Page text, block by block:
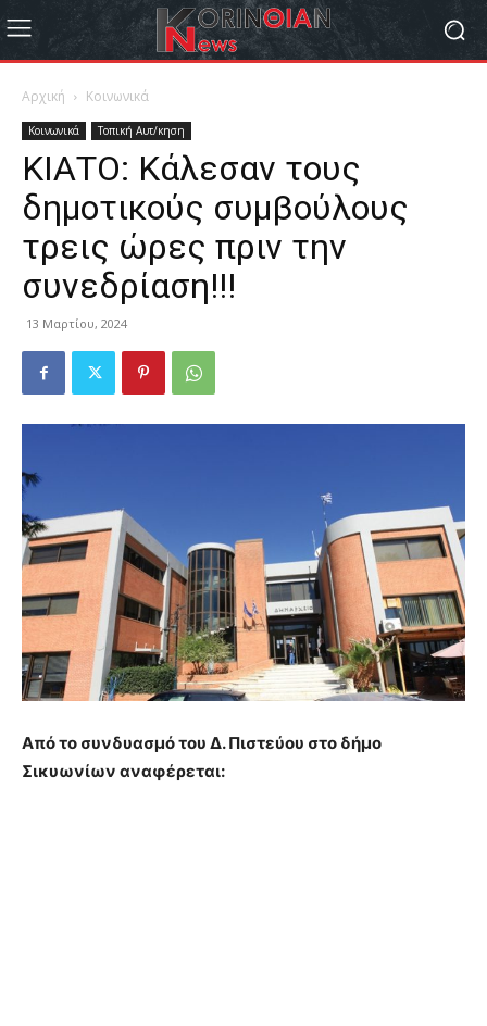
Αρχική Κοινωνικά
Κοινωνικά Τοπική Αυτ/κηση
ΚΙΑΤΟ: Κάλεσαν τους
δημοτικούς συμβούλους
τρεις ώρες πριν την
συνεδρίαση!!!
13 Μαρτίου, 2024
Από το συνδυασμό του Δ. Πιστεύου στο δήμο
Σικυωνίων αναφέρεται: